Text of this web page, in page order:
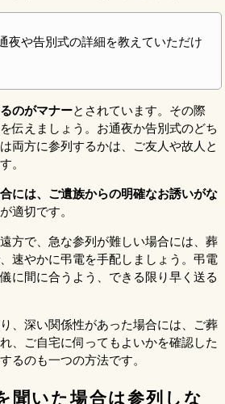
夜や告別式の詳細を教えていただけ
のがマナーとされています。その際
伝えましょう。お通夜か告別式のどち
両方に参列するかは、ご友人や故人と
。
には、ご遺族からの明確なお誘いがな
適切です。
方で、急な参列が難しい場合には、葬
速やかに弔電を手配しましょう。弔電
に間に合うよう、できる限り早く送る
、深い関係性があった場合には、ご葬
、ご自宅に伺ってもよいかを確認した
るのも一つの方法です。
聞いた場合は参列しな